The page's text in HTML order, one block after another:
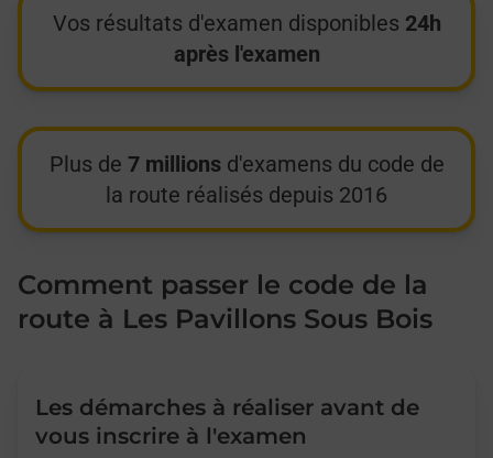
Vos résultats d'examen disponibles 24h
après l'examen
Plus de 7 millionsd'examens du code de
la route réalisés depuis 2016
Comment passer le code de la
route à Les Pavillons Sous Bois
Les démarches à réaliser avant de
vous inscrire à l'examen